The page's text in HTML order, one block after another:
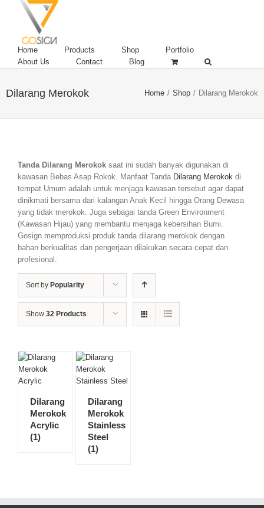
Home Products Shop
Portfolio
About Us
Contact Blog
Dilarang Merokok Home / Shop / Dilarang Merokok
Tanda Dilarang Merokok saat ini sudah banyak digunakan di
kawasan Bebas Asap Rokok. Manfaat Tanda Dilarang Merokok di
tempat Umum adalah untuk menjaga kawasan tersebut agar dapat
dinikmati bersama dari kalangan Anak Kecil hingga Orang Dewasa
yang tidak merokok. Juga sebagai tanda Green Environment
(Kawasan Hijau) yang membantu menjaga kebersihan Bumi.
Gosign memproduksi produk tanda dilarang merokok dengan
bahan berkualitas dan pengerjaan dilakukan secara cepat dan
profesional.
Sort by Popularity
Show 32 Products
Dilarang
Merokok
Acrylic
(1)
Dilarang
Merokok
Stainless
Steel
(1)